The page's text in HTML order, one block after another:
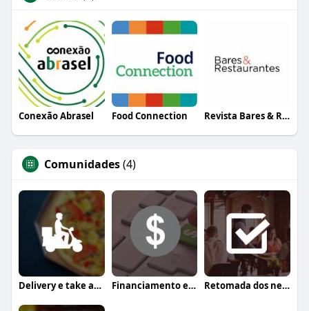
Conexão Abrasel Food Connection Revista Bares & Restaurantes
Comunidades(4)
Delivery e take away Financiamento e crédito Retomada dos negócios